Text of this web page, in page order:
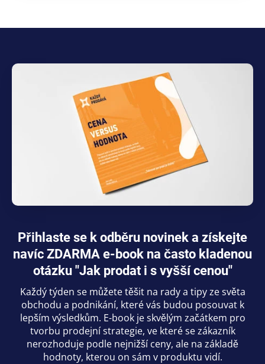
Přihlaste se k odběru novinek a získejte
navíc ZDARMA e-book na často kladenou
otázku "Jak prodat i s vyšší cenou"
Každý týden se můžete těšit na rady a tipy ze světa
obchodu a podnikání, které vás budou posouvat k
lepším výsledkům. E-book je skvělým začátkem pro
tvorbu prodejní strategie, ve které se zákazník
nerozhoduje podle nejnižší ceny, ale na základě
hodnoty, kterou on sám v produktu vidí.